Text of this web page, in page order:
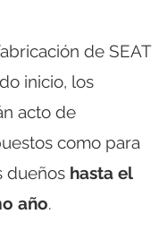
de SEAT
inicio, los
acto de
como para
dueños hasta el
año.